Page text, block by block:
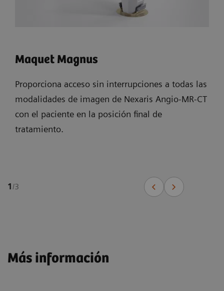
Maquet Magnus
Proporciona acceso sin interrupciones a todas las
modalidades de imagen de Nexaris Angio-MR-CT
con el paciente en la posición final de
tratamiento.
1/3
Más información